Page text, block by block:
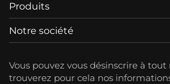
Produits
Notre société
Vous pouvez vous désinscrire à
trouverez pour cela nos